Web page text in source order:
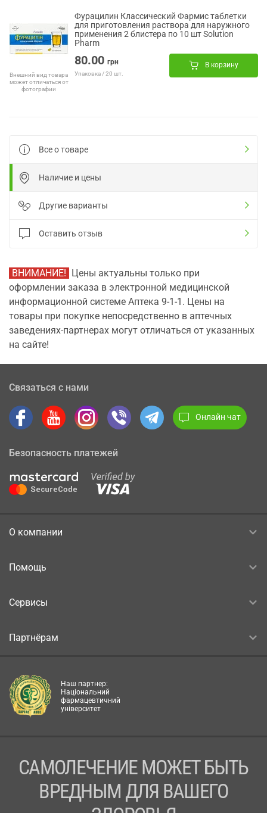
Внешний вид товара
может отличаться от
фотографии
Фурацилин Классический Фармис таблетки
для приготовления раствора для наружного
применения 2 блистера по 10 шт Solution
Pharm
80.00 грн
Упаковка / 20 шт.
В корзину
Все о товаре
Наличие и цены
Другие варианты
Оставить отзыв
ВНИМАНИЕ! Цены актуальны только при
оформлении заказа в электронной медицинской
информационной системе Аптека 9-1-1. Цены на
товары при покупке непосредственно в аптечных
заведениях-партнерах могут отличаться от указанных
на сайте!
Связаться с нами
Онлайн чат
Безопасность платежей
О компании
Помощь
Сервисы
Партнёрам
Наш партнер:
Національний
фармацевтичний
університет
САМОЛЕЧЕНИЕ МОЖЕТ БЫТЬ
ВРЕДНЫМ ДЛЯ ВАШЕГО